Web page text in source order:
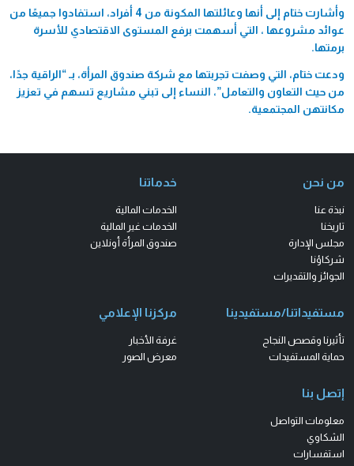
وأشارت ختام إلى أنها وعائلتها المكونة من 4 أفراد، استفادوا جميعًا من
عوائد مشروعها ، التي أسهمت برفع المستوى الاقتصادي للأسرة
برمتها.
ودعت ختام، التي وصفت تجربتها مع شركة صندوق المرأة، بـ “الراقية جدًا،
من حيث التعاون والتعامل”، النساء إلى تبني مشاريع تسهم في تعزيز
مكانتهن المجتمعية.
من نحن
نبذة عنا
تاريخنا
مجلس الإدارة
شركاؤنا
الجوائز والتقديرات
خدماتنا
الخدمات المالية
الخدمات غير المالية
صندوق المرأة أونلاين
مستفيداتنا/مستفيدينا
تأثيرنا وقصص النجاح
حماية المستفيدات
مركزنا الإعلامي
غرفة الأخبار
معرض الصور
إتصل بنا
معلومات التواصل
الشكاوي
استفسارات